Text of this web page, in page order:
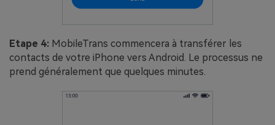
Etape 4: MobileTrans commencera à transférer les
contacts de votre iPhone vers Android. Le processus ne
prend généralement que quelques minutes.